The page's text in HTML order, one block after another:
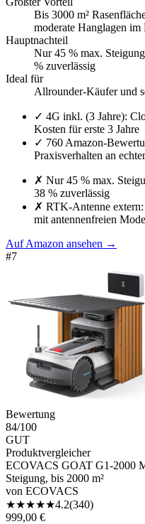
Bis 3000 m²
moderate Hanglagen im
Hauptnachteil
Nur 45 % max.
% zuverlässig
Ideal für
Allrounder-Käufer und
✓ 4G inkl. (3 Jahre):
Kosten für erste 3 Jahre
✓ 760 Amazon-
Praxisverhalten an
✗ Nur 45 % max.
38 % zuverlässig
✗ RTK-Antenne
mit antennenfreien
Auf Amazon ansehen →
#7
Bewertung
84/100
GUT
Produktvergleicher
ECOVACS GOAT G1-2000
Steigung, bis 2000 m²
von ECOVACS
★★★★★4.2(340)
999,00 €